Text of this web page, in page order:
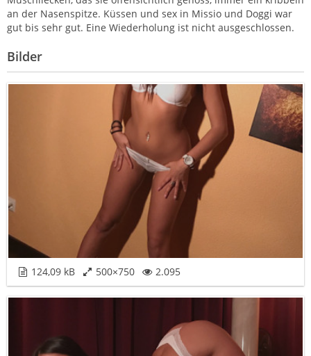
an der Nasenspitze. Küssen und sex in Missio und Doggi war
gut bis sehr gut. Eine Wiederholung ist nicht ausgeschlossen.
Bilder
124,09 kB 500×750 2.095